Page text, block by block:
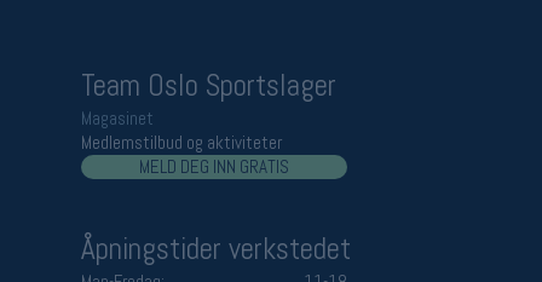
Team Oslo Sportslager
Magasinet
Medlemstilbud og aktiviteter
MELD DEG INN GRATIS
Åpningstider verkstedet